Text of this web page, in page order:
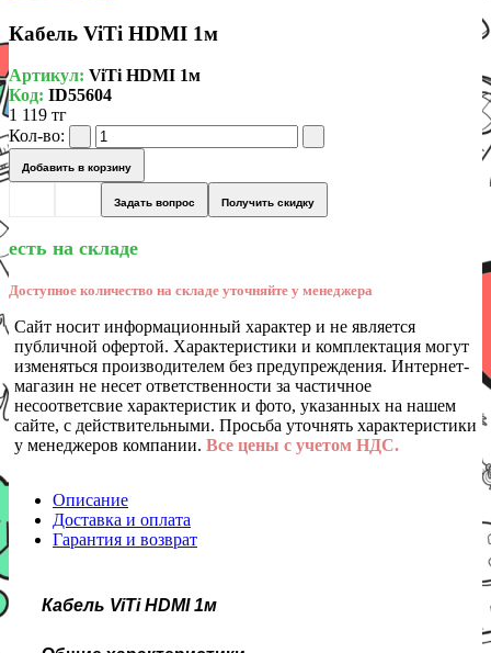
Кабель ViTi HDMI 1м
Артикул: ViTi HDMI 1м
Код: ID55604
1 119 тг
Кол-во:
Добавить в корзину
Задать вопрос Получить скидку
есть на складе
Доступное количество на складе уточняйте у менеджера
Сайт носит информационный характер и не является
публичной офертой. Характеристики и комплектация могут
изменяться производителем без предупреждения. Интернет-
магазин не несет ответственности за частичное
несоответсвие характеристик и фото, указанных на нашем
сайте, с действительными. Просьба уточнять характеристики
у менеджеров компании. Все цены с учетом НДС.
Описание
Доставка и оплата
Гарантия и возврат
Кабель ViTi HDMI 1м